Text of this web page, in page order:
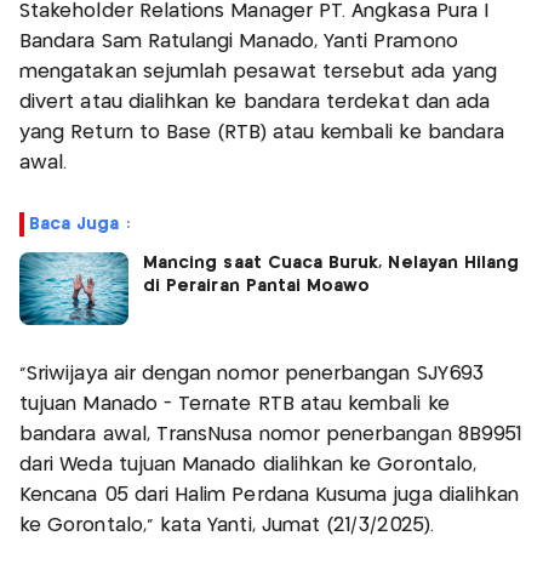
Stakeholder Relations Manager PT. Angkasa Pura I
Bandara Sam Ratulangi Manado, Yanti Pramono
mengatakan sejumlah pesawat tersebut ada yang
divert atau dialihkan ke bandara terdekat dan ada
yang Return to Base (RTB) atau kembali ke bandara
awal.
Baca Juga :
Mancing saat Cuaca Buruk, Nelayan Hilang
di Perairan Pantai Moawo
"Sriwijaya air dengan nomor penerbangan SJY693
tujuan Manado - Ternate RTB atau kembali ke
bandara awal, TransNusa nomor penerbangan 8B9951
dari Weda tujuan Manado dialihkan ke Gorontalo,
Kencana 05 dari Halim Perdana Kusuma juga dialihkan
ke Gorontalo," kata Yanti, Jumat (21/3/2025).